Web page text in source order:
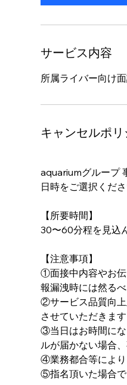
サービス内容
所属ライバー向け
キャンセルポリ
aquariumグループ
日時をご選択くださ
【所要時間】
30〜60分程を見込
【注意事項】
①面接中内容やお伝
報漏洩時には然る
②サービス品質向
させていただきま
③当日はお時間にな
ルが届かない場合
④業務都合等により
⑤指名頂いた場合で